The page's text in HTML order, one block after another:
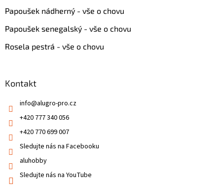
Papoušek nádherný - vše o chovu
Papoušek senegalský - vše o chovu
Rosela pestrá - vše o chovu
Kontakt
info@alugro-pro.cz
+420 777 340 056
+420 770 699 007
Sledujte nás na Facebooku
aluhobby
Sledujte nás na YouTube